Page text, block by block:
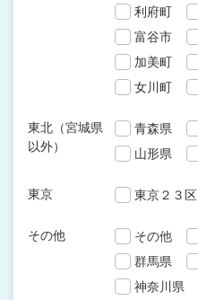
利府町
富谷市
加美町
女川町
東北（宮城県
以外）
青森県
山形県
東京 東京２３区
その他 その他
群馬県
神奈川県